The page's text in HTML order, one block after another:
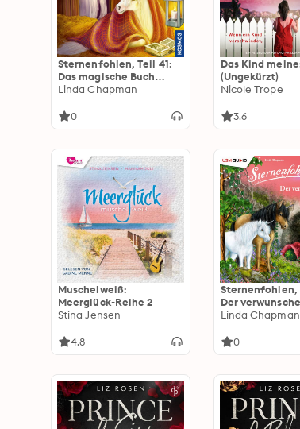
Sternenfohlen, Teil 41:
Das magische Buch
(ungekürzt)
Linda Chapman
0
Das Kind
(Ungekürzt)
Nicole Trope
3.6
Muschelweiß:
Meerglück-Reihe 2
Stina Jensen
4.8
Sternenfohlen,
Der
(ungekürzt)
Linda Chapman
0